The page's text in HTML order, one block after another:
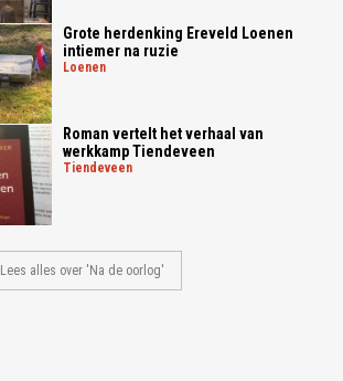
Grote herdenking Ereveld Loenen
intiemer na ruzie
loenen
Roman vertelt het verhaal van
werkkamp Tiendeveen
tiendeveen
Lees alles over 'Na de oorlog'